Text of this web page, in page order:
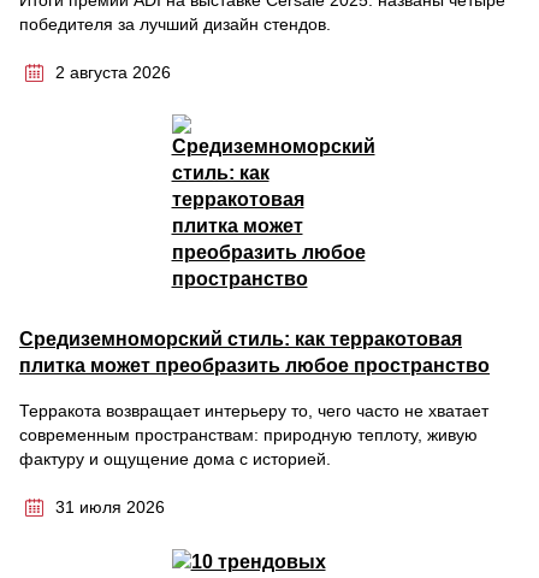
победителя за лучший дизайн стендов.
2 августа 2026
Средиземноморский стиль: как терракотовая
плитка может преобразить любое пространство
Терракота возвращает интерьеру то, чего часто не хватает
современным пространствам: природную теплоту, живую
фактуру и ощущение дома с историей.
31 июля 2026